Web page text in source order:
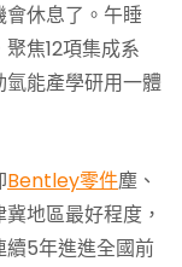
休息了。午睡
焦12項集成系
能產學研用一體
Bentley零件塵、
地區最好程度，
續5年進進全國前